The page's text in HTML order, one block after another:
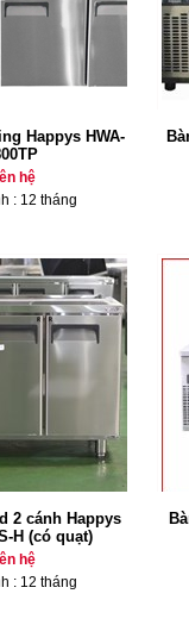
Happys HWA-
hệ
: 12 tháng
2 cánh Happys
H (có quạt)
hệ
: 12 tháng